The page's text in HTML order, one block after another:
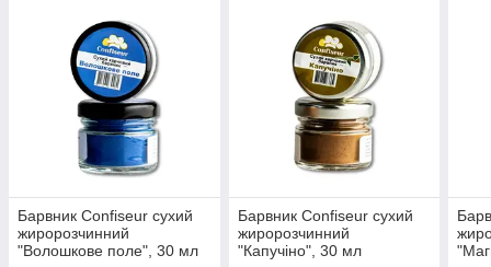
Барвник Confiseur сухий
жиророзчинний
"Волошкове поле", 30 мл
Барвник Confiseur сухий
жиророзчинний
"Капучіно", 30 мл